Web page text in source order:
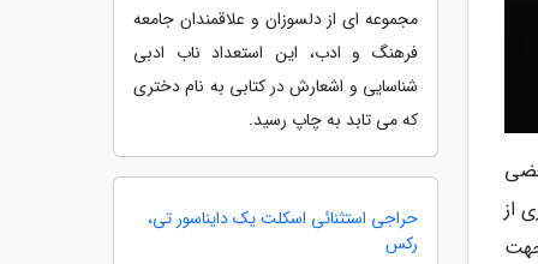
از
مجموعه ای از دلسوزان و علاقمندان جامعه
فرهنگ و ادب، این استعداد ناب ادبی
شناسایی و اشعارش در کتابی به نام دختری
که می تابد به چاپ رسید.
حراجی استثنائی اسکلت یک دایناسور تی،
رکس